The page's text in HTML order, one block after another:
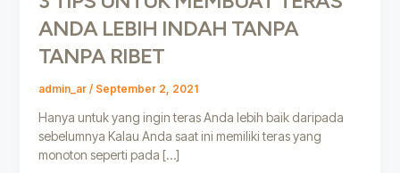
ANDA LEBIH INDAH TANPA
TANPA RIBET
admin_ar / September 2, 2021
Hanya untuk yang ingin teras Anda lebih baik daripada
sebelumnya Kalau Anda saat ini memiliki teras yang
monoton seperti pada […]